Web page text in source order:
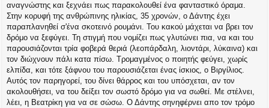
αναγνώστης και ξεχνάει πως παρακολουθεί ένα φανταστικό όραμα.
Στην κορυφή της ανθρώπινης ηλικίας, 35 χρονών, ο Δάντης έχει
παραπλανηθεί σ'ένα σκοτεινό ρουμάνι. Του κακού μάχεται να βρει τον
δρόμο να ξεφύγει. Τη στιγμή που νομίζει πως γλυτώνει πια, να και του
παρουσιάζονται τρία φοβερά θεριά (λεοπάρδαλη, λιοντάρι, λύκαινα) και
τον διώχνουν πάλι κατα πίσω. Τρομαγμένος ο ποιητής φεύγει, χωρίς
ελπίδα, και τότε ξάφνου του παρουσιάζεται ένας ίσκιος, ο Βιργίλιος.
Αυτός τον παρηγορεί, του δίνει θάρρος και του υπόσχεται, αν τον
ακολουθήσει, να του δείξει τον σωστό δρόμο για να σωθεί. Με στέλνει,
λέει, η Βεατρίκη για να σε σώσω. Ο Δάντης σηνηφέρνει απο τον τρόμο